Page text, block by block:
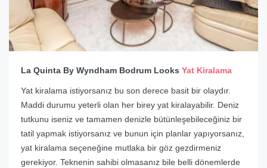
La Quinta By Wyndham Bodrum Looks Yat Kiralama
Yat kiralama istiyorsanız bu son derece basit bir olaydır.
Maddi durumu yeterli olan her birey yat kiralayabilir. Deniz
tutkunu iseniz ve tamamen denizle bütünleşebileceğiniz bir
tatil yapmak istiyorsanız ve bunun için planlar yapıyorsanız,
yat kiralama seçeneğine mutlaka bir göz gezdirmeniz
gerekiyor. Teknenin sahibi olmasanız bile belli dönemlerde